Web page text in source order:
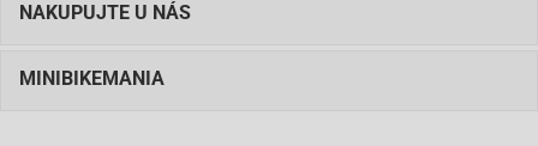
NAKUPUJTE U NÁS
MINIBIKEMANIA